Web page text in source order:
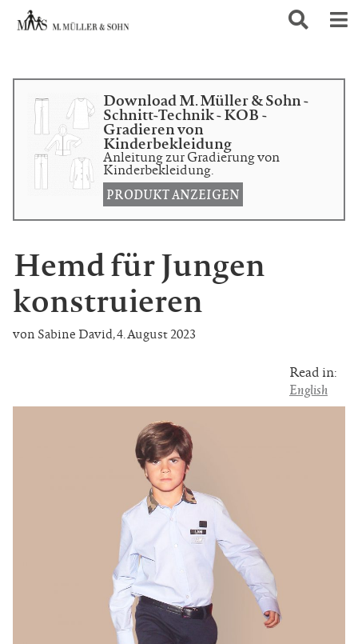
Download M. Müller & Sohn -
Schnitt-Technik - KOB -
Gradieren von
Kinderbekleidung
Anleitung zur Gradierung von
Kinderbekleidung.
PRODUKT ANZEIGEN
Hemd für Jungen
konstruieren
von Sabine David,4. August 2023
Read in:
English